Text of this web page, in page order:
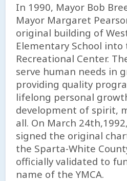
In 1990, Mayor Bob
Mayor Margaret
original building of
Elementary School
Recreational Center.
serve human needs in
providing quality
lifelong personal
development of spirit,
all. On March
signed the original
the Sparta-White
officially validated to
name of the YMCA.